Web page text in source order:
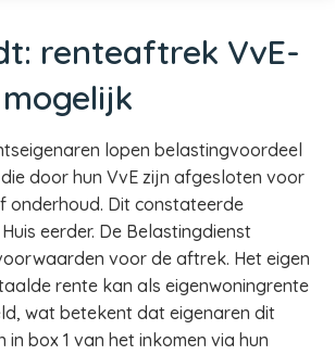
renteaftrek VvE-
lopen belastingvoordeel
door hun VvE zijn afgesloten voor
onderhoud. Dit constateerde
eerder. De Belastingdienst
voor de aftrek. Het eigen
rente kan als eigenwoningrente
wat betekent dat eigenaren dit
in box 1 van het inkomen via hun